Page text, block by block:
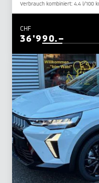
Verbrauch kombiniert: 4.4 l/100
CHF
36'990.–